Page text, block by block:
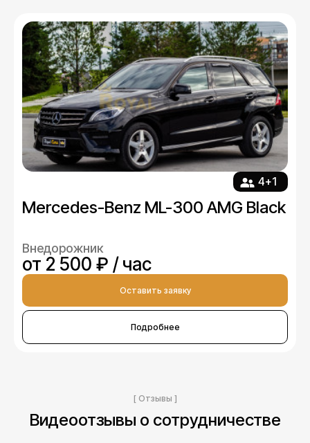
4+1
Mercedes-Benz ML-300 AMG Black
Внедорожник
от 2 500 ₽ / час
Оставить заявку
Подробнее
[ Отзывы ]
Видеоотзывы о сотрудничестве